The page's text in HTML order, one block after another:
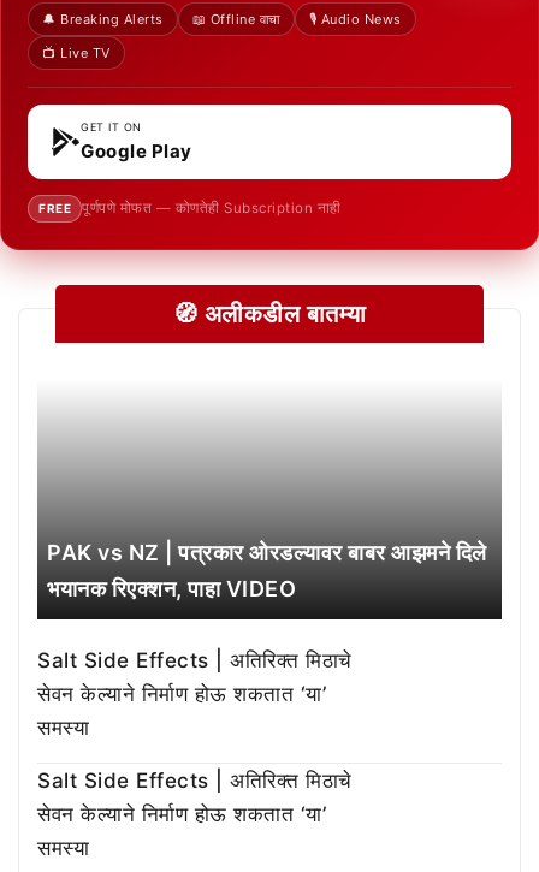
🔔 Breaking Alerts 📖 Offline वाचा
🎙️ Audio News
📺 Live TV
GET IT ON
Google Play
FREE पूर्णपणे मोफत — कोणतेही Subscription नाही
🧭 अलीकडील बातम्या
PAK vs NZ | पत्रकार ओरडल्यावर बाबर आझमने दिले
भयानक रिएक्शन, पाहा VIDEO
Salt Side Effects | अतिरिक्त मिठाचे
सेवन केल्याने निर्माण होऊ शकतात ‘या’
समस्या
Salt Side Effects | अतिरिक्त मिठाचे
सेवन केल्याने निर्माण होऊ शकतात ‘या’
समस्या